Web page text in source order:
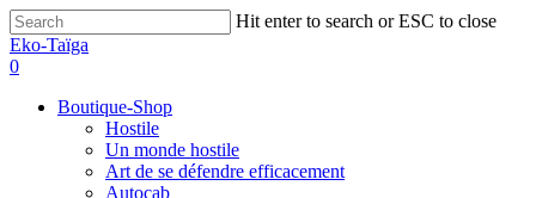
Hit enter to search or ESC to close
Eko-Taïga
0
Boutique-Shop
Hostile
Un monde hostile
Art de se défendre efficacement
Autocab